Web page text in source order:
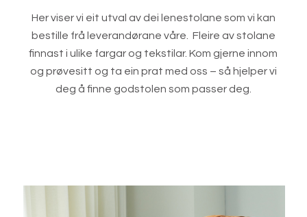
Her viser vi eit utval av dei lenestolane som vi kan
bestille frå leverandørane våre. Fleire av stolane
finnast i ulike fargar og tekstilar. Kom gjerne innom
og prøvesitt og ta ein prat med oss – så hjelper vi
deg å finne godstolen som passer deg.